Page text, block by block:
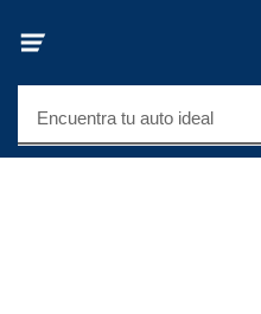
Encuentra tu auto ideal